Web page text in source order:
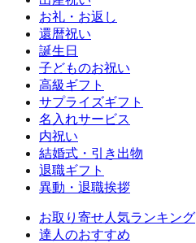
お礼・お返し
還暦祝い
誕生日
子どものお祝い
高級ギフト
サプライズギフト
名入れサービス
内祝い
結婚式・引き出物
退職ギフト
異動・退職挨拶
お取り寄せ人気ランキング
達人のおすすめ